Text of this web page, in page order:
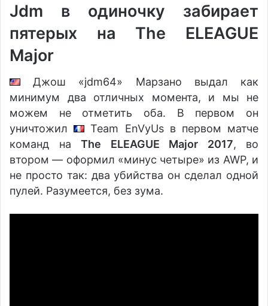
Jdm в одиночку забирает
пятерых на The ELEAGUE
Major
Джош «jdm64» Марзано выдал как
минимум два отличных момента, и мы не
можем не отметить оба. В первом он
уничтожил
Team EnVyUs в первом матче
команд на The ELEAGUE Major 2017, во
втором — оформил «минус четыре» из AWP, и
не просто так: два убийства он сделал одной
пулей. Разумеется, без зума.